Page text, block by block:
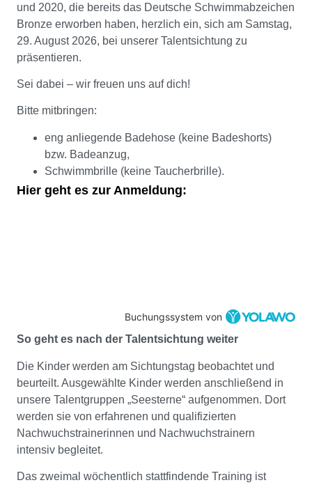
und 2020, die bereits das Deutsche Schwimmabzeichen
Bronze erworben haben, herzlich ein, sich am Samstag,
29. August 2026, bei unserer Talentsichtung zu
präsentieren.
Sei dabei – wir freuen uns auf dich!
Bitte mitbringen:
eng anliegende Badehose (keine Badeshorts)
bzw. Badeanzug,
Schwimmbrille (keine Taucherbrille).
Hier geht es zur Anmeldung:
Buchungssystem von
So geht es nach der Talentsichtung weiter
Die Kinder werden am Sichtungstag beobachtet und
beurteilt. Ausgewählte Kinder werden anschließend in
unsere Talentgruppen „Seesterne“ aufgenommen. Dort
werden sie von erfahrenen und qualifizierten
Nachwuchstrainerinnen und Nachwuchstrainern
intensiv begleitet.
Das zweimal wöchentlich stattfindende Training ist